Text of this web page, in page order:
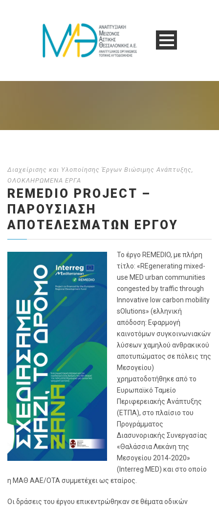
Διαχείρισης και Υλοποίησης Έργων Βιώσιμης Ανάπτυξης
ΟΛΟΚΛΗΡΩΜΕΝΑ ΕΡΓΑ
REMEDIO PROJECT –
ΠΑΡΟΥΣΊΑΣΗ
ΑΠΟΤΕΛΕΣΜΆΤΩΝ ΈΡΓΟΥ
Το έργο REMEDIO, με πλήρη
τίτλο: «REgenerating mixed-
use MED urban communities
congested by traffic through
Innovative low carbon mobility
sOlutions» (ελληνική
απόδοση: Εφαρμογή
καινοτόμων συγκοινωνιακών
λύσεων χαμηλού ανθρακικού
αποτυπώματος σε πόλεις της
Μεσογείου)
χρηματοδοτήθηκε από το
Ευρωπαϊκό Ταμείο
Περιφερειακής Ανάπτυξης
(ΕΤΠΑ), στο πλαίσιο του
Προγράμματος
Διασυνοριακής Συνεργασίας
«Θαλάσσια Λεκάνη της
Μεσογείου 2014-2020»
(Interreg MED) και στο οποίο
η ΜΑΘ ΑΑΕ/ΟΤΑ συμμετέχει ως εταίρος.
Οι δράσεις του έργου επικεντρώθηκαν σε θέματα οδικών